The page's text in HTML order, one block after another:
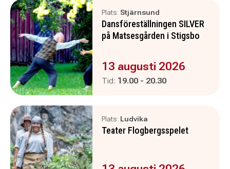
Plats: Stjärnsund
Dansföreställningen SILVER
på Matsesgården i Stigsbo
Evenemanget är :
13 augusti 2026
Tid: Pågår mellan
19.00 - och
20.30
Plats: Ludvika
Teater Flogbergsspelet